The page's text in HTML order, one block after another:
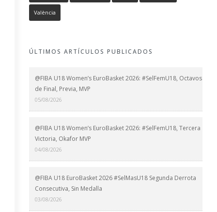
València
ÚLTIMOS ARTÍCULOS PUBLICADOS
@FIBA U18 Women’s EuroBasket 2026: #SelFemU18, Octavos
de Final, Previa, MVP
05/08/2026
@FIBA U18 Women’s EuroBasket 2026: #SelFemU18, Tercera
Victoria, Okafor MVP
04/08/2026
@FIBA U18 EuroBasket 2026 #SelMasU18 Segunda Derrota
Consecutiva, Sin Medalla
03/08/2026